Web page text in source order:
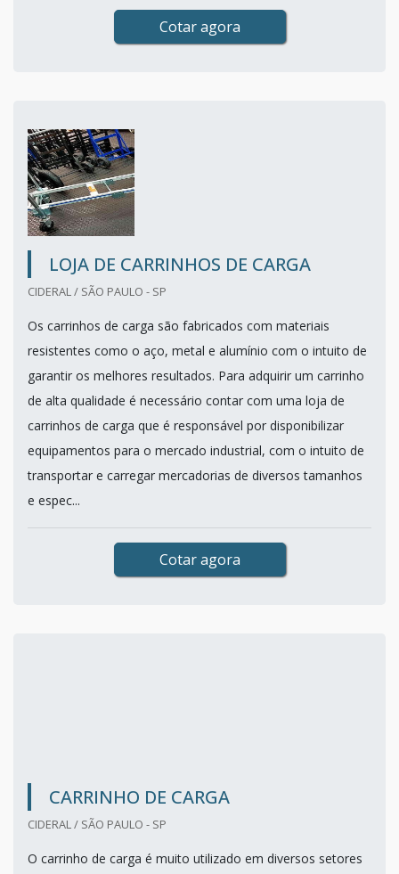
Cotar agora
LOJA DE CARRINHOS DE CARGA
CIDERAL / SÃO PAULO - SP
Os carrinhos de carga são fabricados com materiais
resistentes como o aço, metal e alumínio com o intuito de
garantir os melhores resultados. Para adquirir um carrinho
de alta qualidade é necessário contar com uma loja de
carrinhos de carga que é responsável por disponibilizar
equipamentos para o mercado industrial, com o intuito de
transportar e carregar mercadorias de diversos tamanhos
e espec...
Cotar agora
CARRINHO DE CARGA
CIDERAL / SÃO PAULO - SP
O carrinho de carga é muito utilizado em diversos setores